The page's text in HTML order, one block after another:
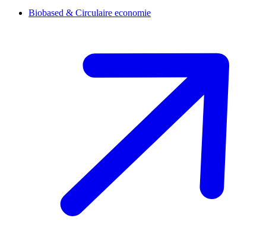
Biobased & Circulaire economie